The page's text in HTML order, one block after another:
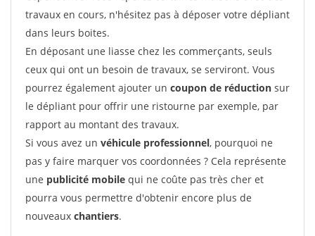
travaux en cours, n'hésitez pas à déposer votre dépliant
dans leurs boites.
En déposant une liasse chez les commerçants, seuls
ceux qui ont un besoin de travaux, se serviront. Vous
pourrez également ajouter un coupon de réduction sur
le dépliant pour offrir une ristourne par exemple, par
rapport au montant des travaux.
Si vous avez un véhicule professionnel, pourquoi ne
pas y faire marquer vos coordonnées ? Cela représente
une publicité mobile qui ne coûte pas très cher et
pourra vous permettre d'obtenir encore plus de
nouveaux chantiers.